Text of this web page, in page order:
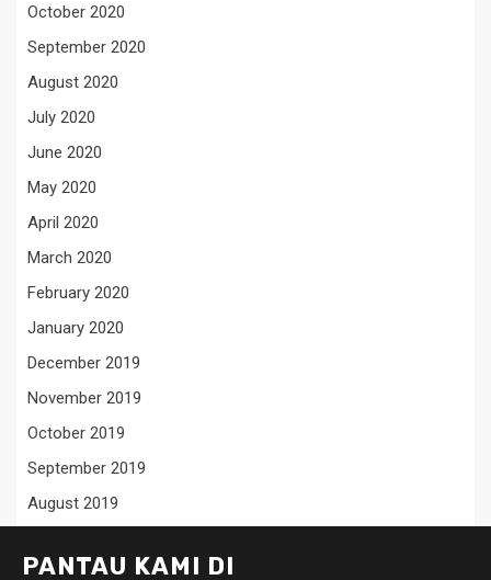
October 2020
September 2020
August 2020
July 2020
June 2020
May 2020
April 2020
March 2020
February 2020
January 2020
December 2019
November 2019
October 2019
September 2019
August 2019
PANTAU KAMI DI